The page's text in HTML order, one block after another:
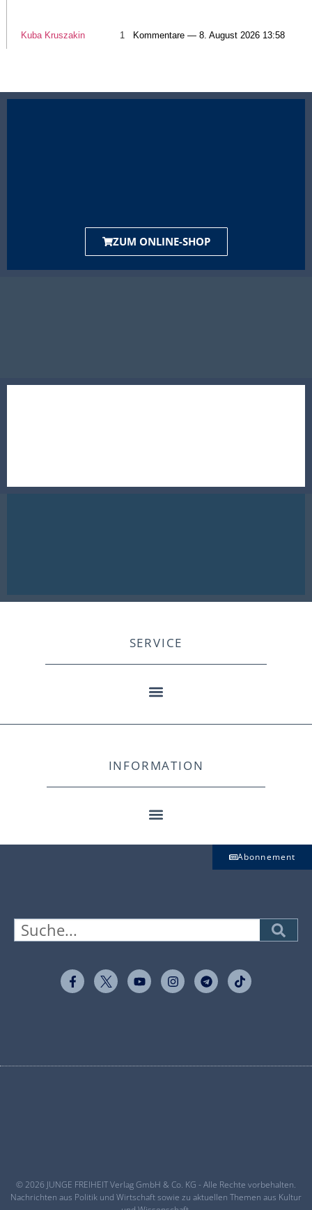
Kuba Kruszakin 1 Kommentare — 8. August 2026 13:58
ZUM ONLINE-SHOP
SERVICE
INFORMATION
Abonnement
© 2026 JUNGE FREIHEIT Verlag GmbH & Co. KG - Alle Rechte vorbehalten.
Nachrichten aus Politik und Wirtschaft sowie zu aktuellen Themen aus Kultur